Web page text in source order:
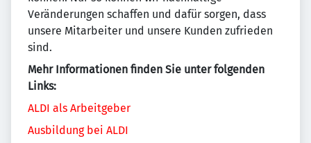
Veränderungen schaffen und dafür sorgen, dass
unsere Mitarbeiter und unsere Kunden zufrieden
sind.
Mehr Informationen finden Sie unter folgenden
Links:
ALDI als Arbeitgeber
Ausbildung bei ALDI